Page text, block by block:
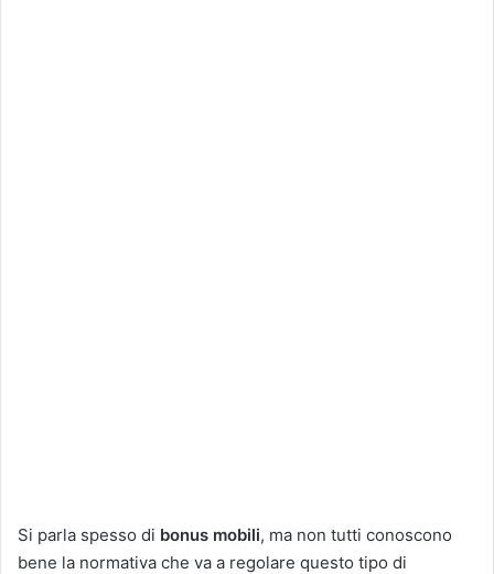
Si parla spesso di bonus mobili, ma non tutti conoscono
bene la normativa che va a regolare questo tipo di